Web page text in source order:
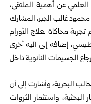
عن أهمية الملتقى،
غالب الجبر، المشارك
محاكاة لعلاج الأورام
إضافة إلى آلية أخرى
الجسيمات النانوية داخل
البحرية، وأشارت إلى أن
واستثمار الثروات